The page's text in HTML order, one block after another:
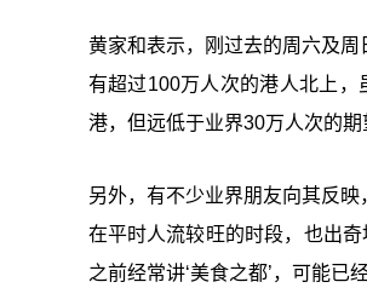
黄家和表示，刚过去的周六及
有超过100万人次的港人北上
港，但远低于业界30万人次的
另外，有不少业界朋友向其反
在平时人流较旺的时段，也出
之前经常讲‘美食之都’，可能已